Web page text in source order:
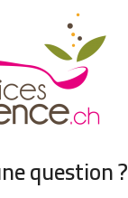
question ?